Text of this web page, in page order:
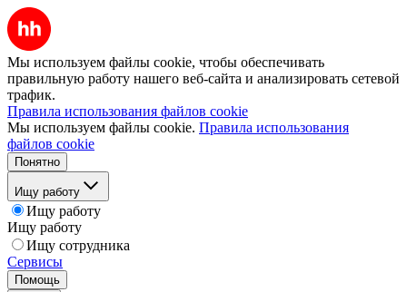
Мы используем файлы cookie, чтобы обеспечивать
правильную работу нашего веб-сайта и анализировать сетевой
трафик.
Правила использования файлов cookie
Мы используем файлы cookie. Правила использования
файлов cookie
Понятно
Ищу работу
Ищу работу
Ищу работу
Ищу сотрудника
Сервисы
Помощь